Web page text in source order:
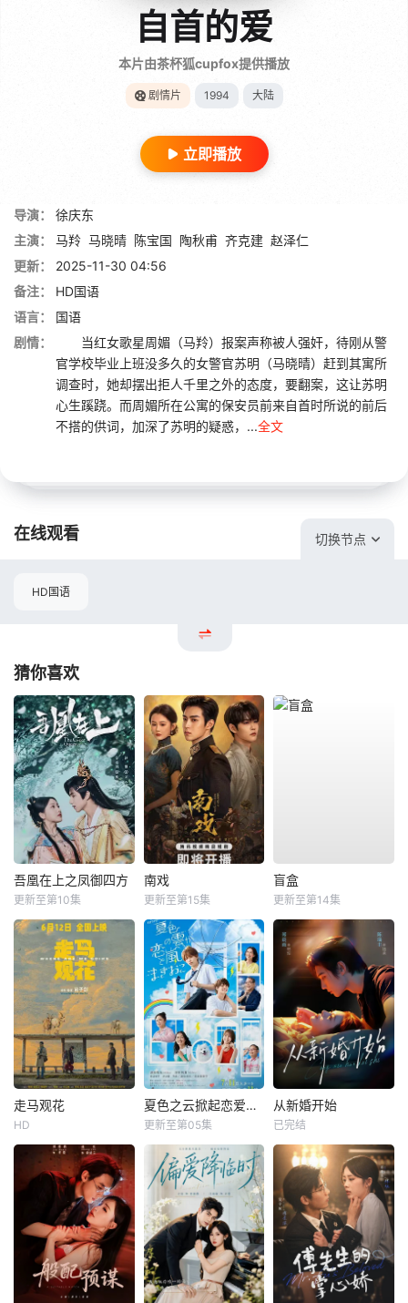
自首的爱
本片由茶杯狐cupfox提供播放
剧情片 1994 大陆
立即播放
导演：
徐庆东
主演：
马羚 马晓晴 陈宝国 陶秋甫 齐克建 赵泽仁
更新：
2025-11-30 04:56
备注：
HD国语
语言：
国语
剧情：
当红女歌星周媚（马羚）报案声称被人强奸，待刚从警
官学校毕业上班没多久的女警官苏明（马晓晴）赶到其寓所
调查时，她却摆出拒人千里之外的态度，要翻案，这让苏明
心生蹊跷。而周媚所在公寓的保安员前来自首时所说的前后
不搭的供词，加深了苏明的疑惑，...全文
在线观看 切换节点
HD国语
猜你喜欢
吾凰在上之凤御四方
更新至第10集
南戏
更新至第15集
盲盒
更新至第14集
走马观花
HD
夏色之云掀起恋爱与风暴
更新至第05集
从新婚开始
已完结